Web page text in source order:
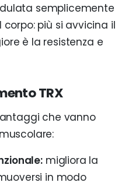
semplicemente
più si avvicina il
è la resistenza e
TRX
che vanno
migliora la
in modo